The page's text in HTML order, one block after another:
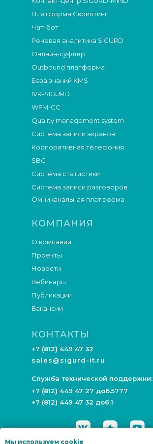
Мы используем cookie
КОМПАНИЯ
КОНТАКТЫ
Платформа Скриптинг
Чат-бот
Речевая аналитика SIGURD
Онлайн-суфлер
Outbound платформа
IVR-SIGURD
WFM-СС
О компании
Публикации
Вебинары
Новости
+7 (812) 449 47 32
Служба технической поддержки:
sales@sigurd-it.ru
+7 (812) 449 47 27 доб.5777
+7 (812) 449 47 32 доб.1
Вакансии
База знаний KMS
Quality management system
Система записи экранов
Проекты
Корпоративная телефония
SBC
Система статистики
Система записи разговоров
Омниканальная платформа